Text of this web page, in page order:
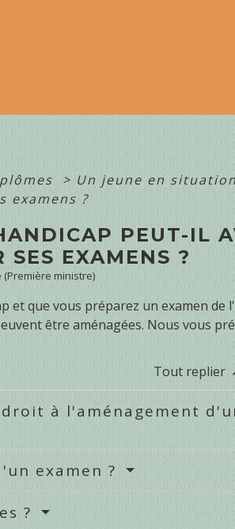
> Un jeune en
examens ?
PEUT-IL
SES EXAMENS ?
ministre)
et que vous préparez un examen de
être aménagées. Nous vous
Tout replier
à l'aménagement
examen ?
?